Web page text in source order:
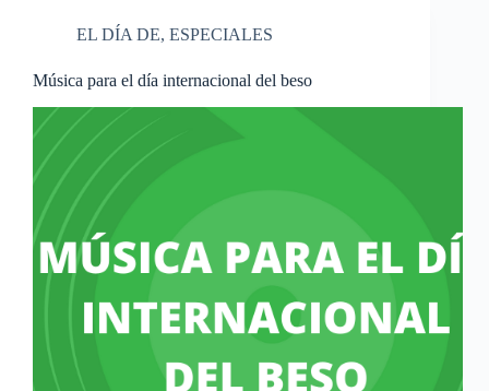
EL DÍA DE, ESPECIALES
Música para el día internacional del beso